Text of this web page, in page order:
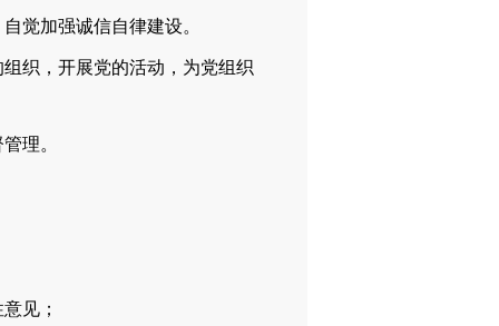
觉加强诚信自律建设。
织，开展党的活动，为党组织
理。
见；